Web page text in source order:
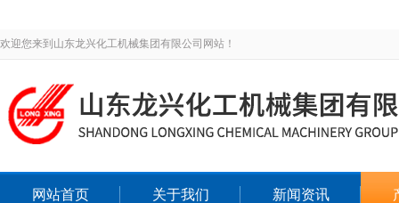
欢迎您来到山东龙兴化工机械集团有限公司网站！
网站首页 关于我们 新闻资讯